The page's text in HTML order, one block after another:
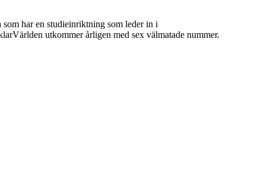
har en studieinriktning som leder in i
utkommer årligen med sex välmatade nummer.